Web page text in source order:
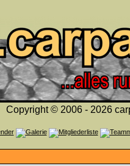
Copyright © 2006 - 2026